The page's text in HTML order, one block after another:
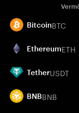
BitcoinBTC
EthereumETH
TetherUSDT
BNBBNB